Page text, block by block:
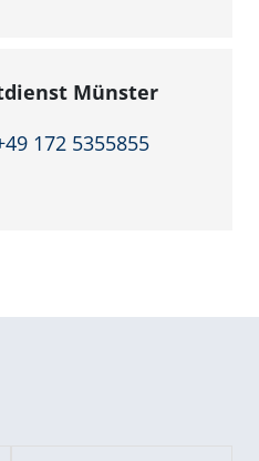
Münster
172 5355855